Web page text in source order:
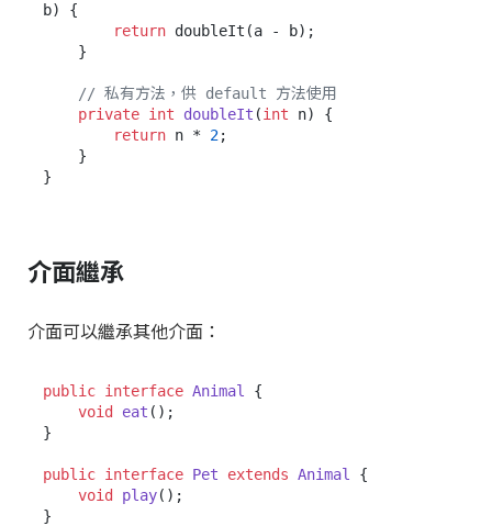
b)
{
return doubleIt(a - b);
// 私有方法，供 default 方法使用
private int doubleIt (int n)
{
return n * 2;
介面繼承
介面可以繼承其他介面：
public interface Animal
{
void eat () ;
}
public interface Pet extends Animal
{
void play() ;
}